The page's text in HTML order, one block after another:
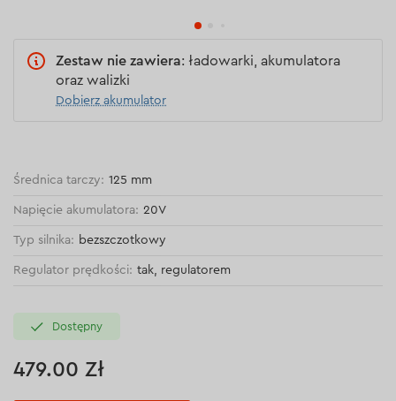
Zestaw nie zawiera: ładowarki, akumulatora
oraz walizki
Dobierz akumulator
Średnica tarczy: 125 mm
Napięcie akumulatora: 20V
Typ silnika: bezszczotkowy
Regulator prędkości: tak, regulatorem
Dostępny
479.00 Zł